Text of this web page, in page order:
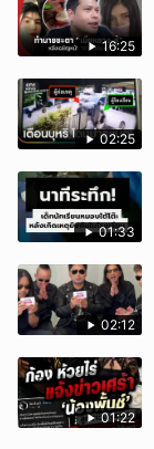
16:25
02:25
01:33
02:12
01:22